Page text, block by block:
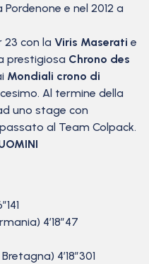
Pordenone e nel 2012 a
23 con la Viris Maserati e
prestigiosa Chrono des
Mondiali crono di
Al termine della
uno stage con
al Team Colpack.
4’18”47
4’18”301